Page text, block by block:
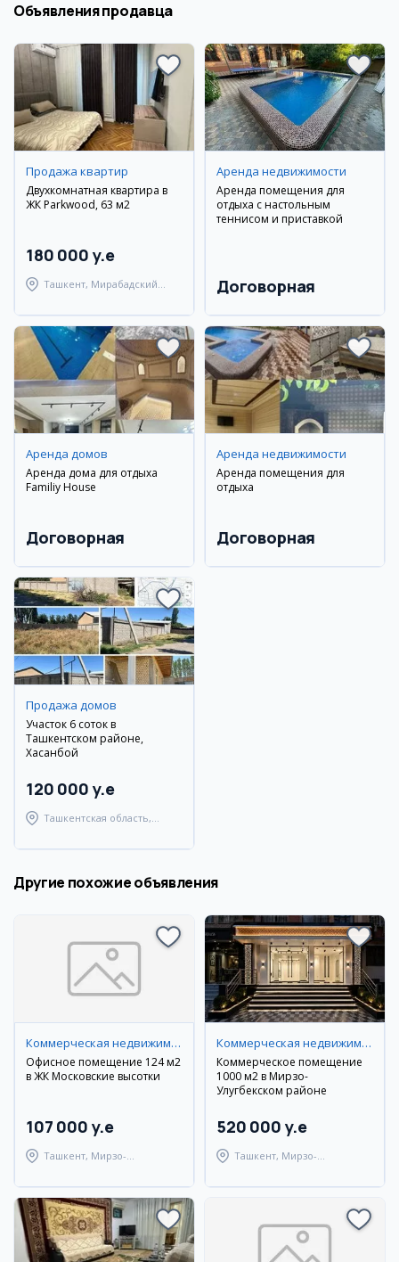
Объявления продавца
Продажа квартир
Двухкомнатная квартира в
ЖК Parkwood, 63 м2
180 000 y.e
Ташкент, Мирабадский
Аренда недвижимости
Аренда помещения для
отдыха с настольным
теннисом и приставкой
Договорная
Аренда домов
Аренда дома для отдыха
Familiy House
Договорная
Аренда недвижимости
Аренда помещения для
отдыха
Договорная
Продажа домов
Участок 6 соток в
Ташкентском районе,
Хасанбой
120 000 y.e
Ташкентская область,
Другие похожие объявления
Коммерческая недвижимость
Офисное помещение 124 м2
в ЖК Московские высотки
107 000 y.e
Ташкент, Мирзо-
Коммерческая недвижимость
Коммерческое помещение
1000 м2 в Мирзо-
Улугбекском районе
520 000 y.e
Ташкент, Мирзо-